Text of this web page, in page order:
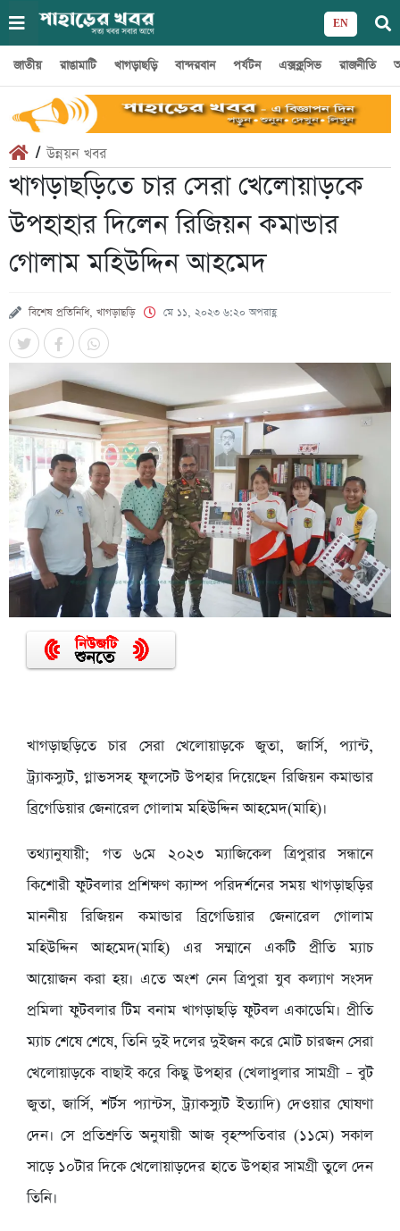
EN
জাতীয় রাঙামাটি খাগড়াছড়ি বান্দরবান পর্যটন এক্সক্লুসিভ রাজনীতি
/উন্নয়ন খবর
খাগড়াছড়িতে চার সেরা খেলোয়াড়কে
উপহাহার দিলেন রিজিয়ন কমান্ডার
গোলাম মহিউদ্দিন আহমেদ
বিশেষ প্রতিনিধি, খাগড়াছড়ি মে ১১, ২০২৩ ৬:২০ অপরাহ্ণ
খাগড়াছড়িতে চার সেরা খেলোয়াড়কে জুতা, জার্সি, প্যান্ট,
ট্র্যাকস্যুট, গ্লাভসসহ ফুলসেট উপহার দিয়েছেন রিজিয়ন কমান্ডার
ব্রিগেডিয়ার জেনারেল গোলাম মহিউদ্দিন আহমেদ(মাহি)।
তথ্যানুযায়ী; গত ৬মে ২০২৩ ম্যাজিকেল ত্রিপুরার সন্ধানে
কিশোরী ফুটবলার প্রশিক্ষণ ক্যাম্প পরিদর্শনের সময় খাগড়াছড়ির
মাননীয় রিজিয়ন কমান্ডার ব্রিগেডিয়ার জেনারেল গোলাম
মহিউদ্দিন আহমেদ(মাহি) এর সম্মানে একটি প্রীতি ম্যাচ
আয়োজন করা হয়। এতে অংশ নেন ত্রিপুরা যুব কল্যাণ সংসদ
প্রমিলা ফুটবলার টিম বনাম খাগড়াছড়ি ফুটবল একাডেমি। প্রীতি
ম্যাচ শেষে শেষে, তিনি দুই দলের দুইজন করে মোট চারজন সেরা
খেলোয়াড়কে বাছাই করে কিছু উপহার (খেলাধুলার সামগ্রী – বুট
জুতা, জার্সি, শর্টস প্যান্টস, ট্র্যাকস্যুট ইত্যাদি) দেওয়ার ঘোষণা
দেন। সে প্রতিশ্রুতি অনুযায়ী আজ বৃহস্পতিবার (১১মে) সকাল
সাড়ে ১০টার দিকে খেলোয়াড়দের হাতে উপহার সামগ্রী তুলে দেন
তিনি।